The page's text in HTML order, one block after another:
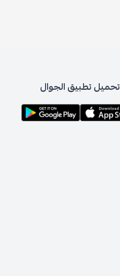
تحميل تطبيق الجوال